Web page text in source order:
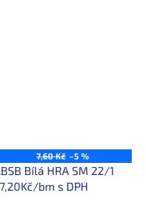
7,60 Kč –5 %
Bílá HRA SM 22/1
bm s DPH